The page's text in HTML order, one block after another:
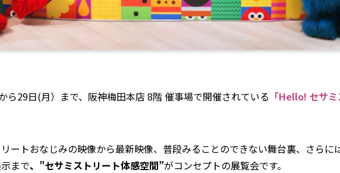
ら29日(月）まで、阪神梅田本店 8階 催事場で開催されている 「Hello! セサ
ートおなじみの映像から最新映像、普段みることのできない舞台裏、さらに
まで、”セサミストリート体感空間”がコンセプトの展覧会です。